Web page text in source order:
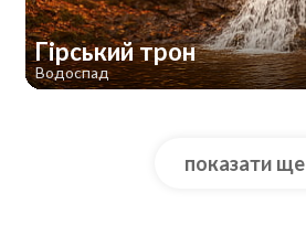
Гірський трон
Водоспад
показати ще